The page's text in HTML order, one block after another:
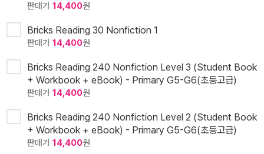
판매가 14,400원
Bricks Reading 30 Nonfiction 1
판매가 14,400원
Bricks Reading 240 Nonfiction Level 3 (Student Book
+ Workbook + eBook) - Primary G5-G6(초등고급)
판매가 14,400원
Bricks Reading 240 Nonfiction Level 2 (Student Book
+ Workbook + eBook) - Primary G5-G6(초등고급)
판매가 14,400원